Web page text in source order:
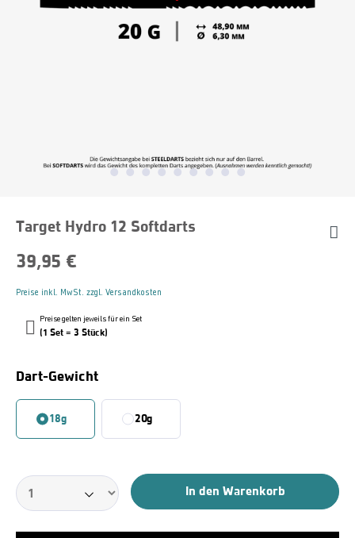
Target Hydro 12 Softdarts
39,95 €
Preise inkl. MwSt. zzgl. Versandkosten
Preise gelten jeweils für ein Set
(1 Set = 3 Stück)
Dart-GewichtAuswählen
18g 20g
In den Warenkorb